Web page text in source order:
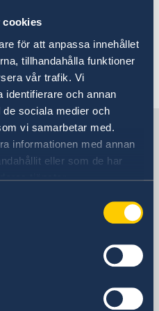
cookies
för att anpassa innehållet
tillhandahålla funktioner
vår trafik. Vi
identifierare och annan
sociala medier och
vi samarbetar med.
informationen med annan
eller som de har
tjänster.